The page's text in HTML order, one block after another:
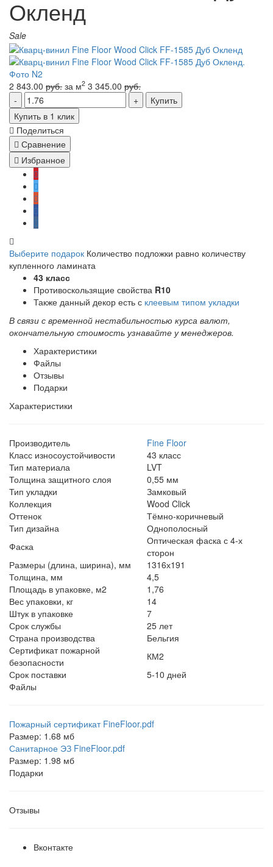
Окленд
Sale
2 843.00 руб. за м2 3 345.00 руб.
Купить
Купить в 1 клик
Поделиться
Сравнение
Избранное
Выберите подарок Количество подложки равно количеству
купленного ламината
43 класс
Противоскользящие свойства R10
Также данный декор есть с клеевым типом укладки
В связи с временной нестабильностью курса валют,
окончательную стоимость узнавайте у менеджеров.
Характеристики
Файлы
Отзывы
Подарки
Характеристики
Производитель
Fine Floor
Класс износоустойчивости
43 класс
Тип материала
LVT
Толщина защитного слоя
0,55 мм
Тип укладки
Замковый
Коллекция
Wood Click
Оттенок
Тёмно-коричневый
Тип дизайна
Однополосный
Фаска
Оптическая фаска с 4-х
сторон
Размеры (длина, ширина), мм
1316х191
Толщина, мм
4,5
Площадь в упаковке, м2
1,76
Вес упаковки, кг
14
Штук в упаковке
7
Срок службы
25 лет
Страна производства
Бельгия
Сертификат пожарной
безопасности
КМ2
Срок поставки
5-10 дней
Файлы
Пожарный сертификат FineFloor.pdf
Размер: 1.68 мб
Санитарное ЭЗ FineFloor.pdf
Размер: 1.98 мб
Подарки
Отзывы
Вконтакте